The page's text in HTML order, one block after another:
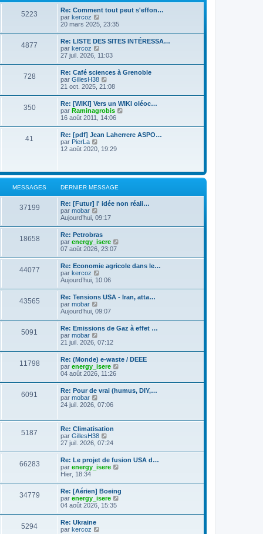
i
e
r
m
e
s
s
a
d
e
r
i
e
r
m
e
s
s
a
e
t
e
e
d
i
e
e
s
s
5223
Re: Comment tout peut s'effon…
par kercoz
o
s
u
l
t
e
r
e
d
e
r
n
i
e
r
e
a
g
e
20 mars 2025, 23:35
4877
Re: LISTE DES SITES INTÉRESSA…
par kercoz
o
u
l
t
e
r
l
e
d
e
r
n
m
s
s
a
e
27 juil. 2026, 11:03
728
Re: Café sciences à Grenoble
par GillesH38
o
u
l
t
e
r
e
r
n
i
e
r
m
s
s
g
e
21 oct. 2025, 21:08
350
Re: [WIKI] Vers un WIKI oléoc…
par Raminagrobis
u
l
e
e
r
r
s
a
16 août 2011, 14:06
41
Re: [pdf] Jean Laherrere ASPO…
par PierLa
o
l
e
r
l
d
e
r
n
e
r
m
e
s
s
a
e
12 août 2020, 19:29
MESSAGES DERNIER MESSAGE
37199
Re: [Futur] l' idée non réali…
par mobar
o
u
l
t
e
r
l
e
d
e
r
n
i
e
r
e
s
s
a
g
e
Aujourd’hui, 09:17
18658
Re: Petrobras
par energy_isere
u
e
r
d
e
r
e
r
s
s
07 août 2026, 23:07
44077
Re: Economie agricole dans le…
par kercoz
o
s
u
l
t
e
r
e
d
e
r
n
e
r
e
s
a
g
e
Aujourd’hui, 10:06
43565
Re: Tensions USA - Iran, atta…
par mobar
o
u
l
t
e
r
l
e
d
e
r
n
i
r
m
e
s
s
a
g
Aujourd’hui, 09:07
5091
Re: Emissions de Gaz à effet …
par mobar
o
u
l
t
e
r
e
e
r
n
i
e
r
m
e
s
a
g
e
21 juil. 2026, 07:12
11798
Re: (Monde) e-waste / DEEE
par energy_isere
u
r
e
r
n
r
m
s
04 août 2026, 11:26
6091
Re: Pour de vrai (humus, DIY,…
par mobar
o
l
t
e
r
l
e
e
r
n
i
e
r
e
24 juil. 2026, 07:06
5187
Re: Climatisation
par GillesH38
o
u
l
e
r
l
e
d
27 juil. 2026, 07:24
66283
Re: Le projet de fusion USA d…
par energy_isere
u
e
Hier, 18:34
34779
Re: [Aérien] Boeing
par energy_isere
04 août 2026, 15:35
5294
Re: Ukraine
par kercoz